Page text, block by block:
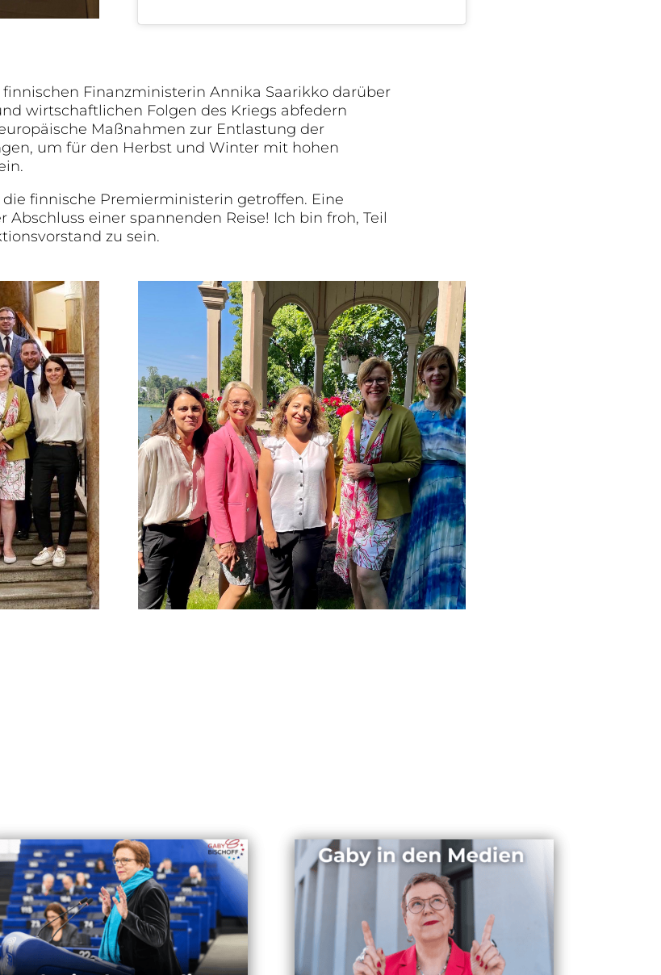
Finanzministerin Annika Saarikko darüber
wirtschaftlichen Folgen des Kriegs abfedern
Maßnahmen zur Entlastung der
um für den Herbst und Winter mit hohen
finnische Premierministerin getroffen. Eine
einer spannenden Reise! Ich bin froh, Teil
zu sein.